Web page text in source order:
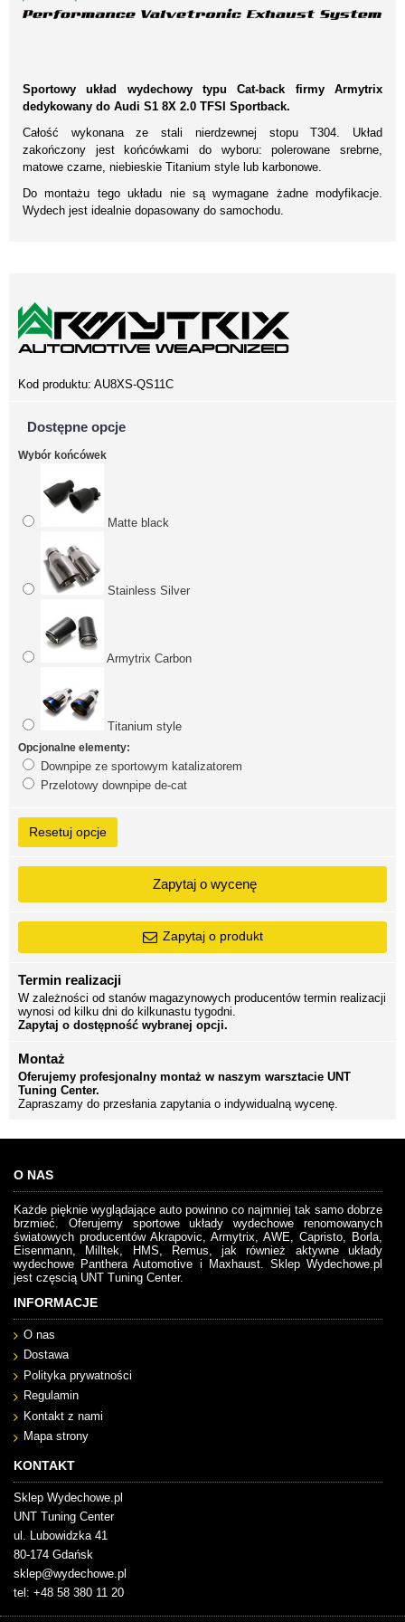
Sportowy układ wydechowy typu Cat-back firmy Armytrix
dedykowany do Audi S1 8X 2.0 TFSI Sportback.
Całość wykonana ze stali nierdzewnej stopu T304. Układ
zakończony jest końcówkami do wyboru: polerowane srebrne,
matowe czarne, niebieskie Titanium style lub karbonowe.
Do montażu tego układu nie są wymagane żadne modyfikacje.
Wydech jest idealnie dopasowany do samochodu.
Kod produktu: AU8XS-QS11C
Dostępne opcje
Wybór końcówek
Matte black
Stainless Silver
Armytrix Carbon
Titanium style
Opcjonalne elementy:
Downpipe ze sportowym katalizatorem
Przelotowy downpipe de-cat
Resetuj opcje
Zapytaj o wycenę
Zapytaj o produkt
Termin realizacji
W zależności od stanów magazynowych producentów termin realizacji
wynosi od kilku dni do kilkunastu tygodni.
Zapytaj o dostępność wybranej opcji.
Montaż
Oferujemy profesjonalny montaż w naszym warsztacie UNT
Tuning Center.
Zapraszamy do przesłania zapytania o indywidualną wycenę.
O NAS
Każde pięknie wyglądające auto powinno co najmniej tak samo dobrze
brzmieć. Oferujemy sportowe układy wydechowe renomowanych
światowych producentów Akrapovic, Armytrix, AWE, Capristo, Borla,
Eisenmann, Milltek, HMS, Remus, jak również aktywne układy
wydechowe Panthera Automotive i Maxhaust. Sklep Wydechowe.pl
jest częscią UNT Tuning Center.
INFORMACJE
O nas
Dostawa
Polityka prywatności
Regulamin
Kontakt z nami
Mapa strony
KONTAKT
Sklep Wydechowe.pl
UNT Tuning Center
ul. Lubowidzka 41
80-174 Gdańsk
sklep@wydechowe.pl
tel: +48 58 380 11 20